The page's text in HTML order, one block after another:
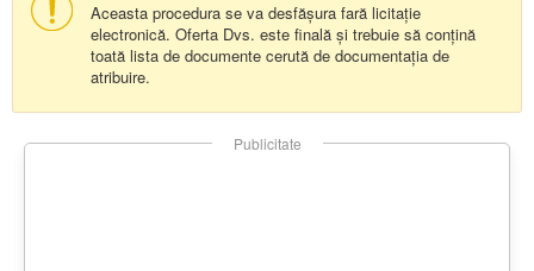
Aceasta procedura se va desfășura fară licitație
electronică. Oferta Dvs. este finală și trebuie să conțină
toată lista de documente cerută de documentația de
atribuire.
Publicitate